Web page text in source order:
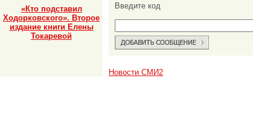
Введите код
Новости СМИ2
«Кто подставил
Ходорковского». Второе
издание книги Елены
Токаревой